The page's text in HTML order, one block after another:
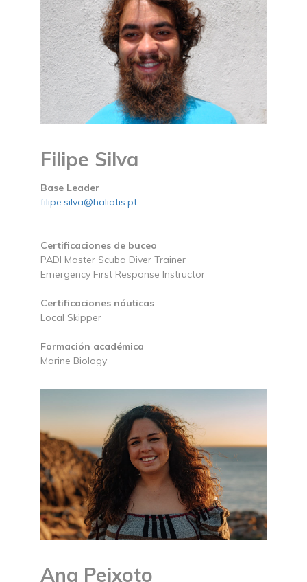
Filipe Silva
Base Leader
filipe.silva@haliotis.pt
Certificaciones de buceo
PADI Master Scuba Diver Trainer
Emergency First Response Instructor
Certificaciones náuticas
Local Skipper
Formación académica
Marine Biology
Ana Peixoto